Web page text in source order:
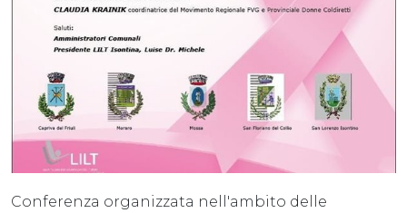
Conferenza organizzata nell'ambito delle